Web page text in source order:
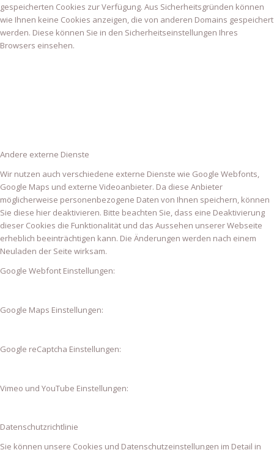
gespeicherten Cookies zur Verfügung. Aus Sicherheitsgründen können
wie Ihnen keine Cookies anzeigen, die von anderen Domains gespeichert
werden. Diese können Sie in den Sicherheitseinstellungen Ihres
Browsers einsehen.
Andere externe Dienste
Wir nutzen auch verschiedene externe Dienste wie Google Webfonts,
Google Maps und externe Videoanbieter. Da diese Anbieter
möglicherweise personenbezogene Daten von Ihnen speichern, können
Sie diese hier deaktivieren. Bitte beachten Sie, dass eine Deaktivierung
dieser Cookies die Funktionalität und das Aussehen unserer Webseite
erheblich beeinträchtigen kann. Die Änderungen werden nach einem
Neuladen der Seite wirksam.
Google Webfont Einstellungen:
Google Maps Einstellungen:
Google reCaptcha Einstellungen:
Vimeo und YouTube Einstellungen:
Datenschutzrichtlinie
Sie können unsere Cookies und Datenschutzeinstellungen im Detail in